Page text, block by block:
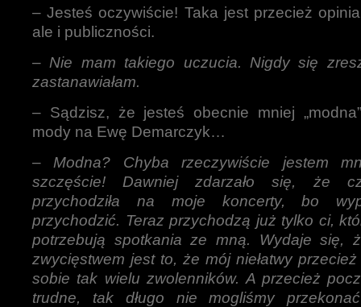
– Jesteś oczywiście! Taka jest przecież
ale i publiczności.
– Nie mam takiego uczucia. Nigdy się
zastanawiałam.
– Sądzisz, że jesteś obecnie mniej
mody na Ewę Demarczyk…
– Modna? Chyba rzeczywiście jestem
szczęście! Dawniej zdarzało się, że
przychodziła na moje koncerty, bo
przychodzić. Teraz przychodzą już tylko ci,
potrzebują spotkania ze mną. Wydaje się,
zwycięstwem jest to, że mój niełatwy przecież
sobie tak wielu zwolenników. A przecież
trudne, tak długo nie mogliśmy